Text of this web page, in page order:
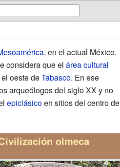
, en el actual México.
considera que el área cultural
oeste deTabasco. En ese
arqueólogos del sigloXX y no
epiclásicoen sitios del centro de
olmeca